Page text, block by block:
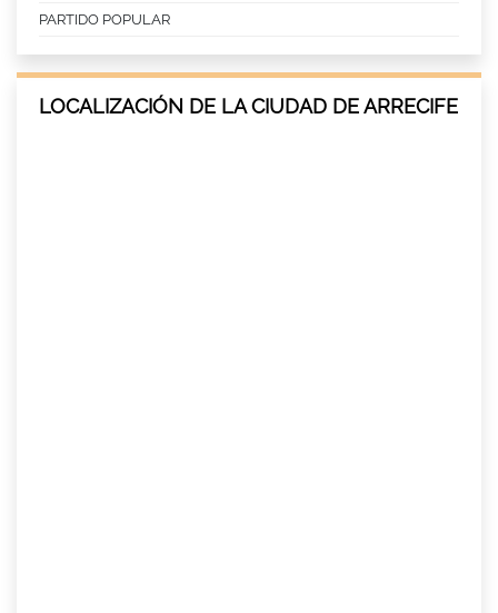
PARTIDO POPULAR
LOCALIZACIÓN DE LA CIUDAD DE ARRECIFE